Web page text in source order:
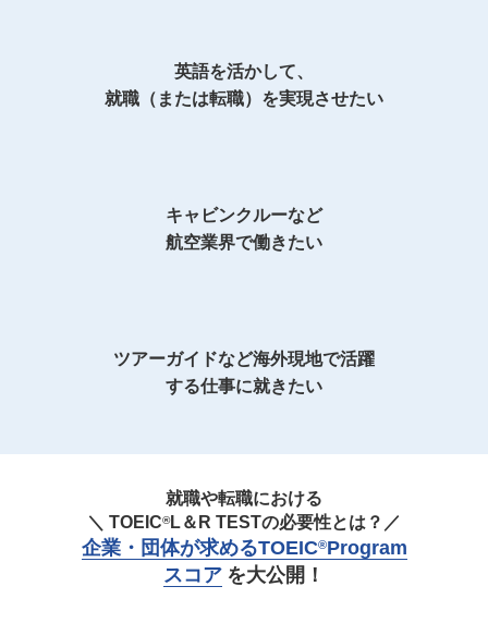
英語を活かして、
就職（または転職）を実現させたい
キャビンクルーなど
航空業界で働きたい
ツアーガイドなど海外現地で活躍
する仕事に就きたい
就職や転職における
＼ TOEIC®L＆R TESTの必要性とは？／
企業・団体が求めるTOEIC®Program
スコア を大公開！